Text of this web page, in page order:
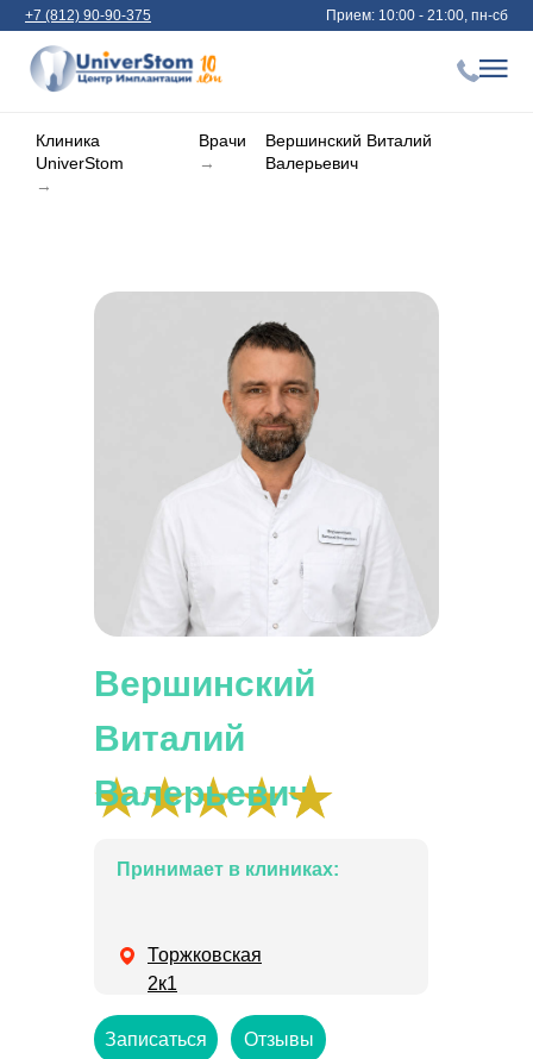
+7 (812) 90-90-375 Прием: 10:00 - 21:00, пн-сб
Клиника
UniverStom
→
Врачи
→
Вершинский Виталий
Валерьевич
Вершинский
Виталий
Валерьевич
Записаться
Принимает в клиниках:
Торжковская
2к1
Отзывы